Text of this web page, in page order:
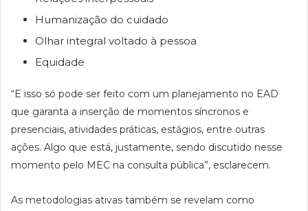
Humanização do cuidado
Olhar integral voltado à pessoa
Equidade
“E isso só pode ser feito com um planejamento no EAD
que garanta a inserção de momentos síncronos e
presenciais, atividades práticas, estágios, entre outras
ações. Algo que está, justamente, sendo discutido nesse
momento pelo MEC na consulta pública”, esclarecem.
As metodologias ativas também se revelam como